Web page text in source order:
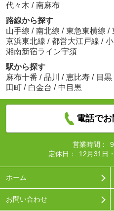
代々木 / 南麻布
路線から探す
山手線 / 南北線 / 東急東横線 /
京浜東北線 / 都営大江戸線 /
湘南新宿ライン宇須
駅から探す
麻布十番 / 品川 / 恵比寿 / 目黒
田町 / 白金台 / 中目黒
電話で
営業時間：
定休日：
12月31日
ホーム
お問い合わせ